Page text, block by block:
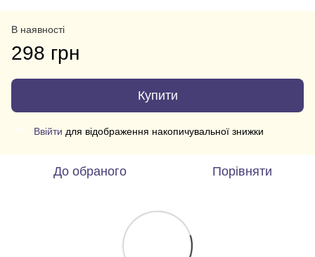
В наявності
298 грн
Купити
Ввійти для відображення накопичувальної знижки
До обраного Порівняти